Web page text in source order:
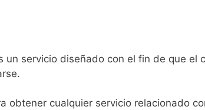
un servicio diseñado con el fin de que
obtener cualquier servicio relacionado